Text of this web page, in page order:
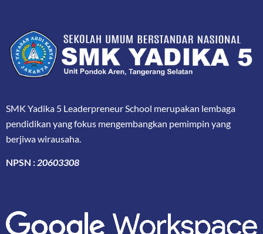
SMK Yadika 5 Leaderpreneur School merupakan lembaga
pendidikan yang fokus mengembangkan pemimpin yang
berjiwa wirausaha.
NPSN :20603308